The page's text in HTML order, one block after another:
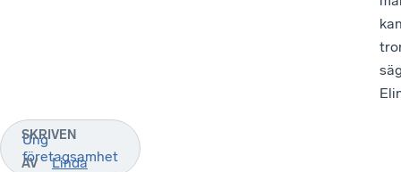
Ung
företagsamhet
SKRIVEN
AV
Linda